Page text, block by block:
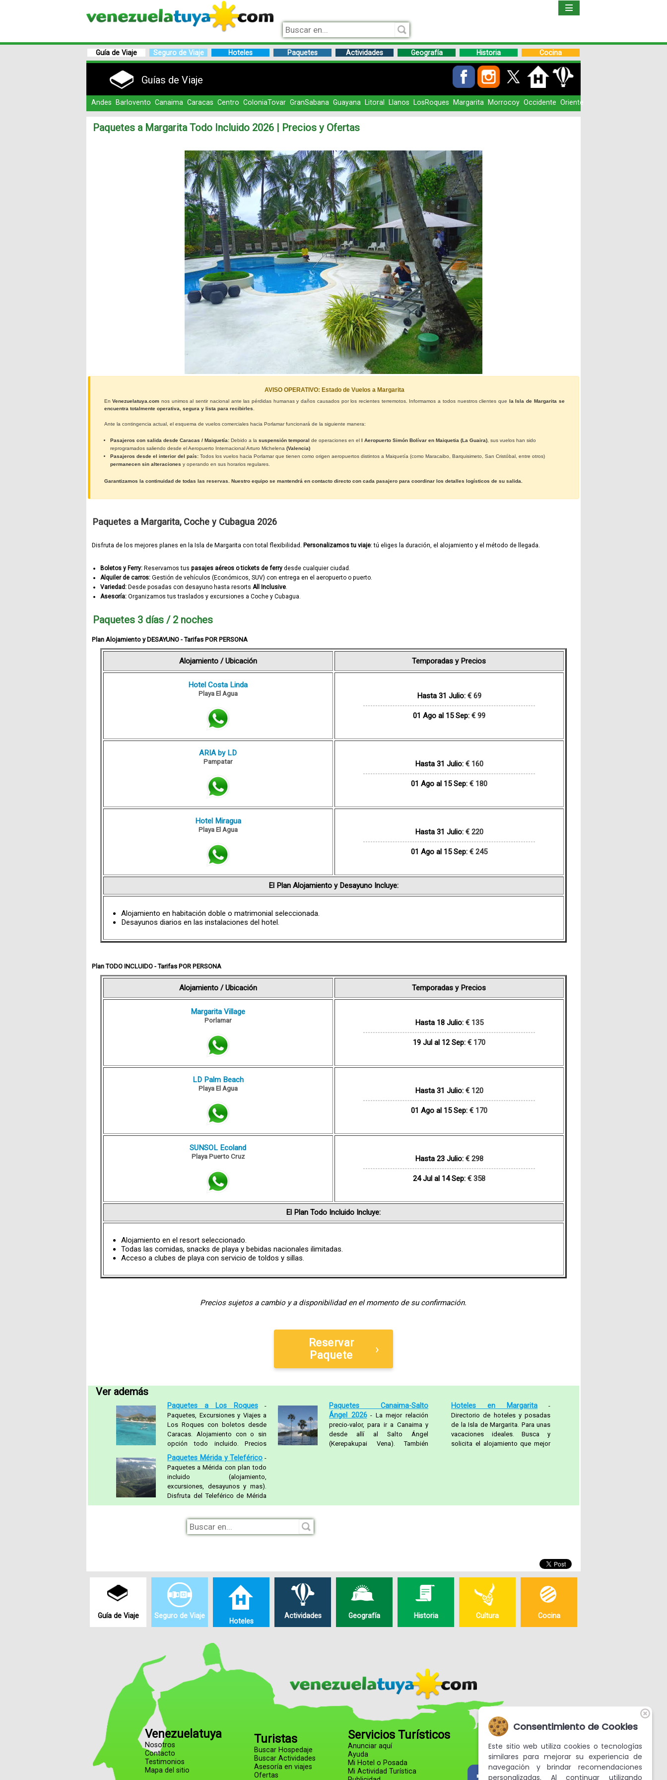
Libro
Guía de Viaje Seguro de Viaje Hoteles Paquetes Actividades Geografía Historia Cocina
Guías de Viaje
Andes Barlovento Canaima Caracas Centro ColoniaTovar GranSabana Guayana Litoral Llanos LosRoques Margarita Morrocoy Occidente Oriente
Paquetes a Margarita Todo Incluido 2026 | Precios y Ofertas
AVISO OPERATIVO: Estado de Vuelos a Margarita
EnVenezuelatuya.com nos unimos al sentir nacional ante las pérdidas humanas y daños causados por los recientes terremotos. Informamos a todos nuestros clientes que la Isla de Margarita se
encuentra totalmente operativa, segura y lista para recibirles
Ante la contingencia actual, el esquema de vuelos comerciales hacia Porlamar funcionará de la siguiente manera:
Pasajeros con salida desde Caracas / Maiquetía:Debido a la suspensión temporal de operaciones en el l Aeropuerto Simón Bolívar en Maiquetia (La Guaira), sus vuelos han sido
reprogramados saliendo desde el Aeropuerto Internacional Arturo Michelena (Valencia)
Pasajeros desde el interior del país:Todos los vuelos hacia Porlamar que tienen como origen aeropuertos distintos a Maiquetía (como Maracaibo, Barquisimeto, San Cristóbal, entre otros)
permanecen sin alteraciones y operando en sus horarios regulares.
Garantizamos la continuidad de todas las reservas. Nuestro equipo se mantendrá en contacto directo con cada pasajero para coordinar los detalles logísticos de su salida.
Paquetes a Margarita, Coche y Cubagua 2026
Disfruta de los mejores planes en la Isla de Margarita con total flexibilidad. Personalizamos tu viaje: tú eliges la duración, el alojamiento y el método de llegada.
Boletos y Ferry:Reservamos tus pasajes aéreos o tickets de ferrydesde cualquier ciudad.
Alquiler de carros:Gestión de vehículos (Económicos, SUV) con entrega en el aeropuerto o puerto.
Variedad:Desde posadas con desayuno hasta resorts All Inclusive.
Asesoría:Organizamos tus traslados y excursiones a Coche y Cubagua.
Paquetes 3 días / 2 noches
Plan Alojamiento y DESAYUNO - Tarifas POR PERSONA
Alojamiento / Ubicación Temporadas y Precios
Hotel Costa Linda
Playa El Agua Hasta 31 Julio: € 69
01 Ago al 15 Sep: € 99
ARIA by LD
Pampatar Hasta 31 Julio: € 160
01 Ago al 15 Sep: € 180
Hotel Miragua
Playa El Agua Hasta 31 Julio: € 220
01 Ago al 15 Sep: € 245
El Plan Alojamiento y Desayuno Incluye:
Alojamiento en habitación doble o matrimonial seleccionada.
Desayunos diarios en las instalaciones del hotel.
Plan TODO INCLUIDO - Tarifas POR PERSONA
Alojamiento / Ubicación Temporadas y Precios
Margarita Village
Porlamar Hasta 18 Julio: € 135
19 Jul al 12 Sep: € 170
LD Palm Beach
Playa El Agua Hasta 31 Julio: € 120
01 Ago al 15 Sep: € 170
SUNSOL Ecoland
Playa Puerto Cruz Hasta 23 Julio: € 298
24 Jul al 14 Sep: € 358
El Plan Todo Incluido Incluye:
Alojamiento en el resort seleccionado.
Todas las comidas, snacks de playa y bebidas nacionales ilimitadas.
Acceso a clubes de playa con servicio de toldos y sillas.
Precios sujetos a cambio y a disponibilidad en el momento de su confirmación.
Reservar
Paquete
›
Ver además
Paquetes a Los Roques -
Paquetes, Excursiones y Viajes a
Los Roques con boletos desde
Caracas. Alojamiento con o sin
opción todo incluido. Precios
actualizados.
Paquetes Canaima-Salto
Ángel 2026- La mejor relación
precio-valor, para ir a Canaima y
desde allí al Salto Ángel
(Kerepakupai Vena). También
Hoteles en Margarita -
Directorio de hoteles y posadas
de la Isla de Margarita. Para unas
vacaciones ideales. Busca y
solicita el alojamiento que mejor
Paquetes Mérida y Teleférico -
Paquetes a Mérida con plan todo
incluido (alojamiento,
excursiones, desayunos y mas).
Disfruta del Teleférico de Mérida
(Teleférico Mukumbarí), la
Guía de Viaje Seguro de Viaje
Hoteles
Actividades Geografía Historia Cultura Cocina
Venezuelatuya
Nosotros
Contacto
Testimonios
Mapa del sitio
Turistas
Buscar Hospedaje
Buscar Actividades
Asesoría en viajes
Ofertas
Servicios Turísticos
Anunciar aquí
Ayuda
Mi Hotel o Posada
Mi Actividad Turística
Consentimiento de Cookies
Este sitio web utiliza cookies o tecnologías
similares para mejorar su experiencia de
navegación y brindar recomendaciones
personalizadas. Al continuar utilizando